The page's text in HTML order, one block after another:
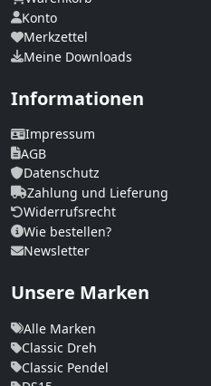
Konto
Merkzettel
Meine Downloads
Informationen
Impressum
AGB
Datenschutz
Zahlung und Lieferung
Widerrufsrecht
Wie bestellen?
Newsletter
Unsere Marken
Alle Marken
Classic Dreh
Classic Pendel